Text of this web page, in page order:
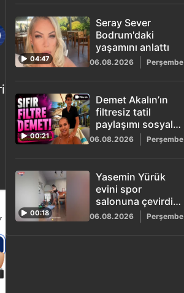
iddiasına cevap
verdi
04:47
Seray Sever
Bodrum'daki
yaşamını anlattı
06.08.2026 Perşembe
00:21
Demet Akalın’ın
filtresiz tatil
paylaşımı sosyal
medyada gündem
06.08.2026 Perşembe
00:18
Yasemin Yürük
evini spor
salonuna çevirdi:
Ayağı iki yerden
kırıldı 4 ay sonra
spora başladı
06.08.2026 Perşembe